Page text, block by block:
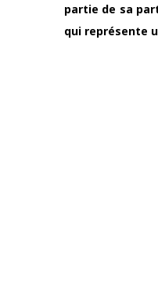
partie de sa
qui représente